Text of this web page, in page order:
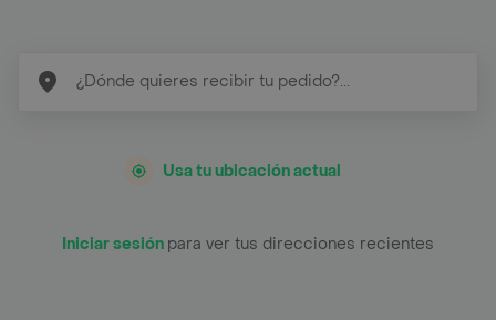
Usa tu ubicación actual
Iniciar sesión para ver tus direcciones recientes